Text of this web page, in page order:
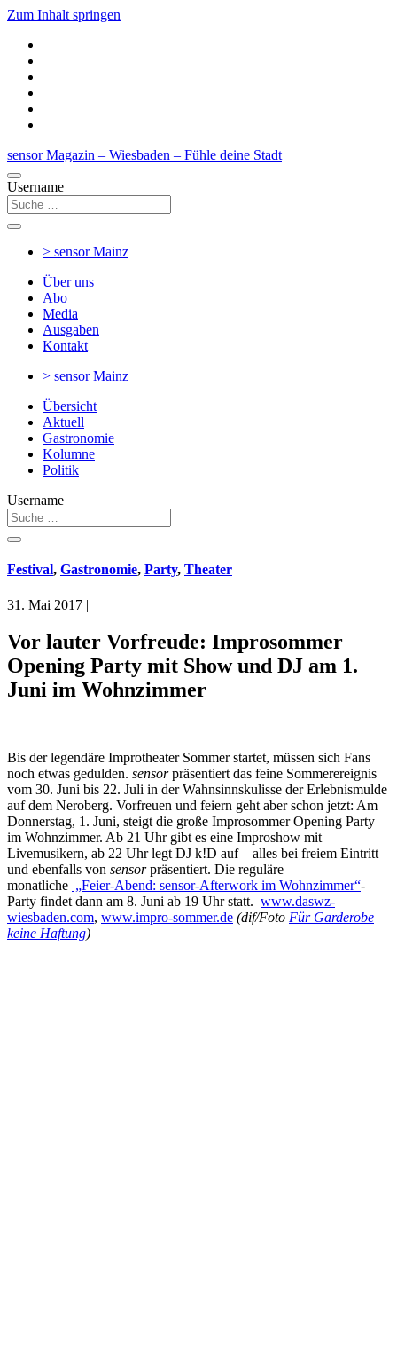
Zum Inhalt springen
sensor Magazin – Wiesbaden – Fühle deine Stadt
Username
> sensorMainz
Über uns
Abo
Media
Ausgaben
Kontakt
> sensorMainz
Übersicht
Aktuell
Gastronomie
Kolumne
Politik
Username
Festival, Gastronomie, Party, Theater
31. Mai 2017 |
Vor lauter Vorfreude: Improsommer
Opening Party mit Show und DJ am 1.
Juni im Wohnzimmer
Bis der legendäre Improtheater Sommer startet, müssen sich Fans
noch etwas gedulden. sensorpräsentiert das feine Sommerereignis
vom 30. Juni bis 22. Juli in der Wahnsinnskulisse der Erlebnismulde
auf dem Neroberg. Vorfreuen und feiern geht aber schon jetzt: Am
Donnerstag, 1. Juni, steigt die große Improsommer Opening Party
im Wohnzimmer. Ab 21 Uhr gibt es eine Improshow mit
Livemusikern, ab 22 Uhr legt DJ k!D auf – alles bei freiem Eintritt
und ebenfalls von sensorpräsentiert. Die reguläre
monatliche „Feier-Abend: sensor-Afterwork im Wohnzimmer“-
Party findet dann am 8. Juni ab 19 Uhr statt. www.daswz-
wiesbaden.com, www.impro-sommer.de (dif/Foto Für Garderobe
keine Haftung)